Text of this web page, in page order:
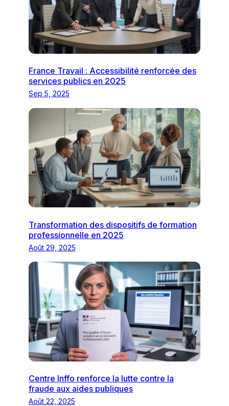
France Travail : Accessibilité renforcée des
services publics en 2025
Sep 5, 2025
Transformation des dispositifs de formation
professionnelle en 2025
Août 29, 2025
Centre Inffo renforce la lutte contre la
fraude aux aides publiques
Août 22, 2025